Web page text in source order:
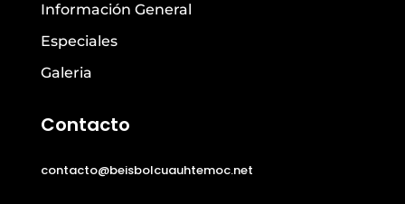
Información General
Especiales
Galeria
Contacto
contacto@beisbolcuauhtemoc.net